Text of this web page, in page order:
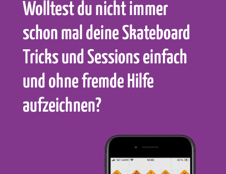
Wolltest du nicht immer
schon mal deine Skateboard
Tricks und Sessions einfach
und ohne fremde Hilfe
aufzeichnen?